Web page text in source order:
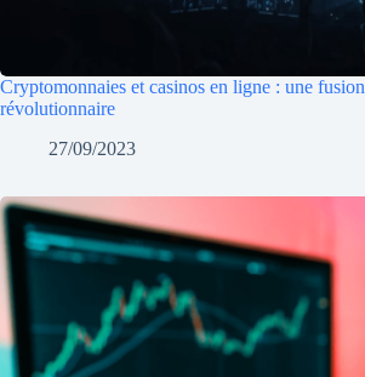
Cryptomonnaies et casinos en ligne : une fusion
révolutionnaire
27/09/2023